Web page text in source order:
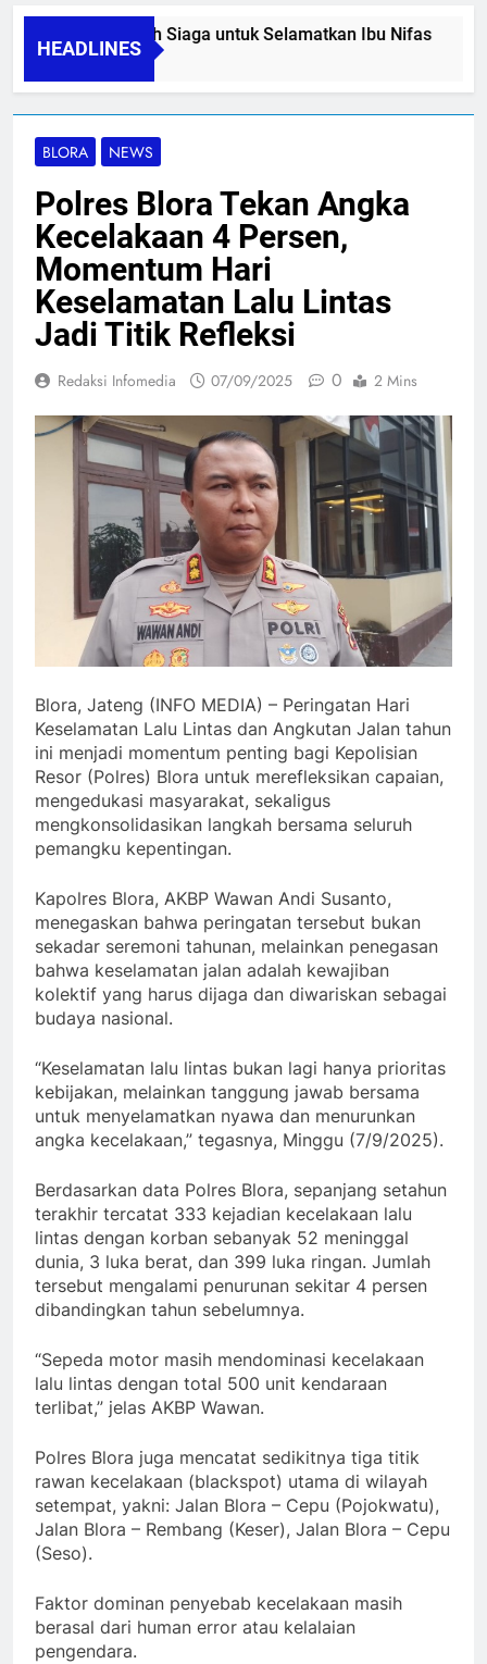
HEADLINES
Gerakan Ayah Siaga untuk Selamatkan Ibu Nifas
BLORA NEWS
Polres Blora Tekan Angka
Kecelakaan 4 Persen,
Momentum Hari
Keselamatan Lalu Lintas
Jadi Titik Refleksi
Redaksi Infomedia 07/09/2025 0 2 Mins
Blora, Jateng (INFO MEDIA) – Peringatan Hari
Keselamatan Lalu Lintas dan Angkutan Jalan tahun
ini menjadi momentum penting bagi Kepolisian
Resor (Polres) Blora untuk merefleksikan capaian,
mengedukasi masyarakat, sekaligus
mengkonsolidasikan langkah bersama seluruh
pemangku kepentingan.
Kapolres Blora, AKBP Wawan Andi Susanto,
menegaskan bahwa peringatan tersebut bukan
sekadar seremoni tahunan, melainkan penegasan
bahwa keselamatan jalan adalah kewajiban
kolektif yang harus dijaga dan diwariskan sebagai
budaya nasional.
“Keselamatan lalu lintas bukan lagi hanya prioritas
kebijakan, melainkan tanggung jawab bersama
untuk menyelamatkan nyawa dan menurunkan
angka kecelakaan,” tegasnya, Minggu (7/9/2025).
Berdasarkan data Polres Blora, sepanjang setahun
terakhir tercatat 333 kejadian kecelakaan lalu
lintas dengan korban sebanyak 52 meninggal
dunia, 3 luka berat, dan 399 luka ringan. Jumlah
tersebut mengalami penurunan sekitar 4 persen
dibandingkan tahun sebelumnya.
“Sepeda motor masih mendominasi kecelakaan
lalu lintas dengan total 500 unit kendaraan
terlibat,” jelas AKBP Wawan.
Polres Blora juga mencatat sedikitnya tiga titik
rawan kecelakaan (blackspot) utama di wilayah
setempat, yakni: Jalan Blora – Cepu (Pojokwatu),
Jalan Blora – Rembang (Keser), Jalan Blora – Cepu
(Seso).
Faktor dominan penyebab kecelakaan masih
berasal dari human error atau kelalaian
pengendara.